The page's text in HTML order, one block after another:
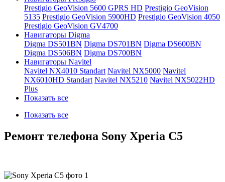
Prestigio GeoVision 5600 GPRS HD Prestigio GeoVision
5135 Prestigio GeoVision 5900HD Prestigio GeoVision 4050
Prestigio GeoVision GV4700
Навигаторы Digma
Digma DS501BN Digma DS701BN Digma DS600BN
Digma DS506BN Digma DS700BN
Навигаторы Navitel
Navitel NX4010 Standart Navitel NX5000 Navitel
NX6010HD Standart Navitel NX5210 Navitel NX5022HD
Plus
Показать все
Показать все
Ремонт телефона Sony Xperia C5